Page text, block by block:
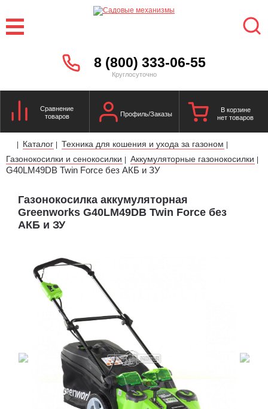
8 (800) 333-06-55
Круглосуточно
Сравнение
товаров
Профиль/Заказы
В корзине
нет товаров
| Каталог | Техника для кошения и ухода за газоном |
Газонокосилки и сенокосилки | Аккумуляторные газонокосилки |
G40LM49DB Twin Force без АКБ и ЗУ
Газонокосилка аккумуляторная
Greenworks G40LM49DB Twin Force без
АКБ и ЗУ